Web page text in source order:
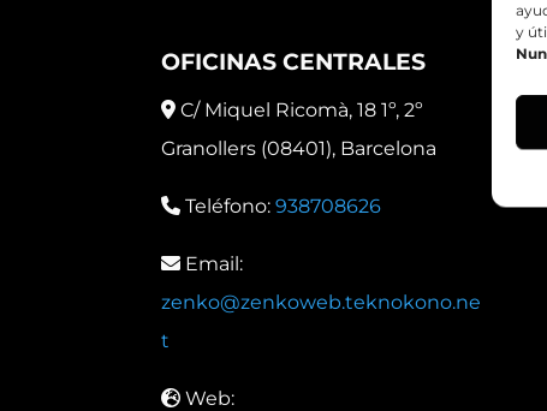
y
OFICINAS CENTRALES
C/ Miquel Ricomà, 18 1º, 2º
Granollers (08401), Barcelona
Teléfono: 938708626
Email:
zenko@zenkoweb.teknokono.ne
t
Web: